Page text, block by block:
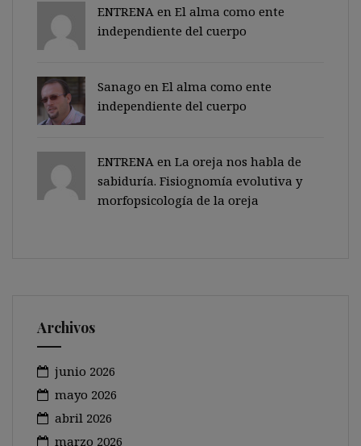
ENTRENA en El alma como ente
independiente del cuerpo
Sanago en El alma como ente
independiente del cuerpo
ENTRENA en La oreja nos habla de
sabiduría. Fisiognomía evolutiva y
morfopsicología de la oreja
Archivos
junio 2026
mayo 2026
abril 2026
marzo 2026